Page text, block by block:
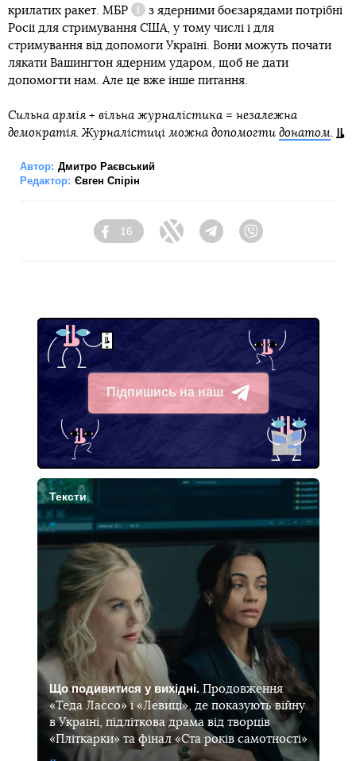
крилатих ракет. МБР
Довідка
з ядерними боєзарядами потрібні
Росії для стримування США, у тому числі і для
стримування від допомоги Україні. Вони можуть почати
лякати Вашингтон ядерним ударом, щоб не дати
допомогти нам. Але це вже інше питання.
Сильна армія + вільна журналістика = незалежна
демократія. Журналістиці можна допомогти донатом
Автор: Дмитро Раєвський
Редактор: Євген Спірін
Facebook
16
Twitter TelegramViber
Підпишись на наш
Telegram
Тексти
Що подивитися у вихідні. Продовження
«Теда Лассо» і «Левиці», де показують війну
в Україні, підліткова драма від творців
«Пліткарки» та фінал «Ста років самотності»